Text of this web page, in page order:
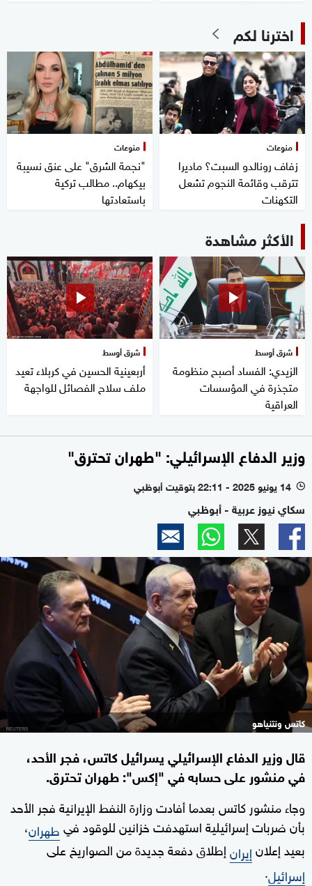
اخترنا لكم
منوعات
زفاف رونالدو السبت؟ ماديرا
تترقب وقائمة النجوم تشعل
التكهنات
منوعات
"نجمة الشرق" على عنق نسيبة
بيكهام.. مطالب تركية
باستعادتها
الأكثر مشاهدة
شرق أوسط
الزيدي: الفساد أصبح منظومة
متجذرة في المؤسسات
العراقية
شرق أوسط
أربعينية الحسين في كربلاء تعيد
ملف سلاح الفصائل للواجهة
وزير الدفاع الإسرائيلي: "طهران تحترق"
l 14 يونيو 2025 - 22:11 بتوقيت أبوظبي
سكاي نيوز عربية - أبوظبي
كاتس ونتنياهو
قال وزير الدفاع الإسرائيلي يسرائيل كاتس، فجر الأحد،
في منشور على حسابه في "إكس": طهران تحترق.
وجاء منشور كاتس بعدما أفادت وزارة النفط الإيرانية فجر الأحد
بأن ضربات إسرائيلية استهدفت خزانين للوقود فيطهران،
بعيد إعلانإيرانإطلاق دفعة جديدة من الصواريخ على
إسرائيل.